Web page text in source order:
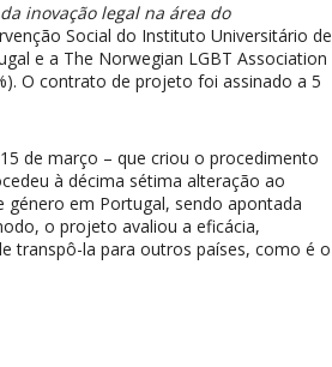
inovação legal na área do
Social do Instituto Universitário de
e a The Norwegian LGBT Association
O contrato de projeto foi assinado a 5
de março – que criou o procedimento
à décima sétima alteração ao
género em Portugal, sendo apontada
o projeto avaliou a eficácia,
transpô-la para outros países, como é o